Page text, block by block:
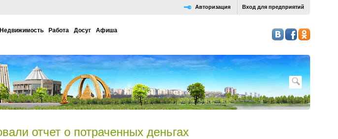
Вход для предприятий
Авторизация
Недвижимость Работа Досуг Афиша
отчет о потраченных деньгах